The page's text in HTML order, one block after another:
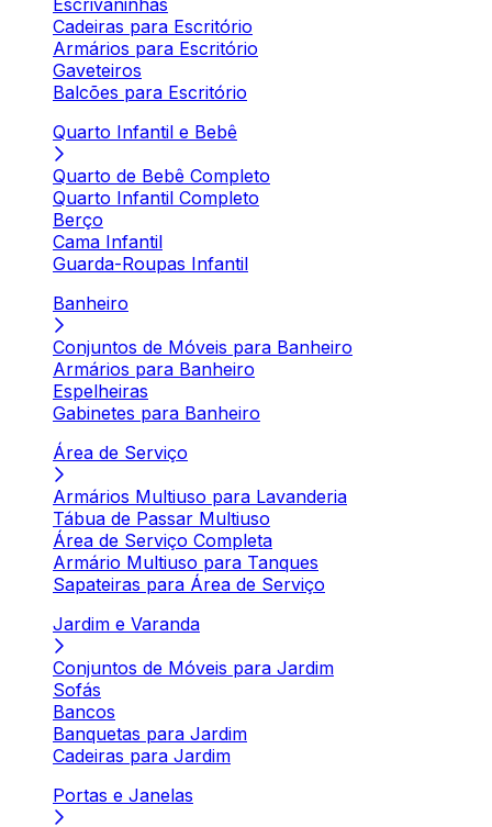
Escrivaninhas
Cadeiras para Escritório
Armários para Escritório
Gaveteiros
Balcões para Escritório
Quarto Infantil e Bebê
Quarto de Bebê Completo
Quarto Infantil Completo
Berço
Cama Infantil
Guarda-Roupas Infantil
Banheiro
Conjuntos de Móveis para Banheiro
Armários para Banheiro
Espelheiras
Gabinetes para Banheiro
Área de Serviço
Armários Multiuso para Lavanderia
Tábua de Passar Multiuso
Área de Serviço Completa
Armário Multiuso para Tanques
Sapateiras para Área de Serviço
Jardim e Varanda
Conjuntos de Móveis para Jardim
Sofás
Bancos
Banquetas para Jardim
Cadeiras para Jardim
Portas e Janelas